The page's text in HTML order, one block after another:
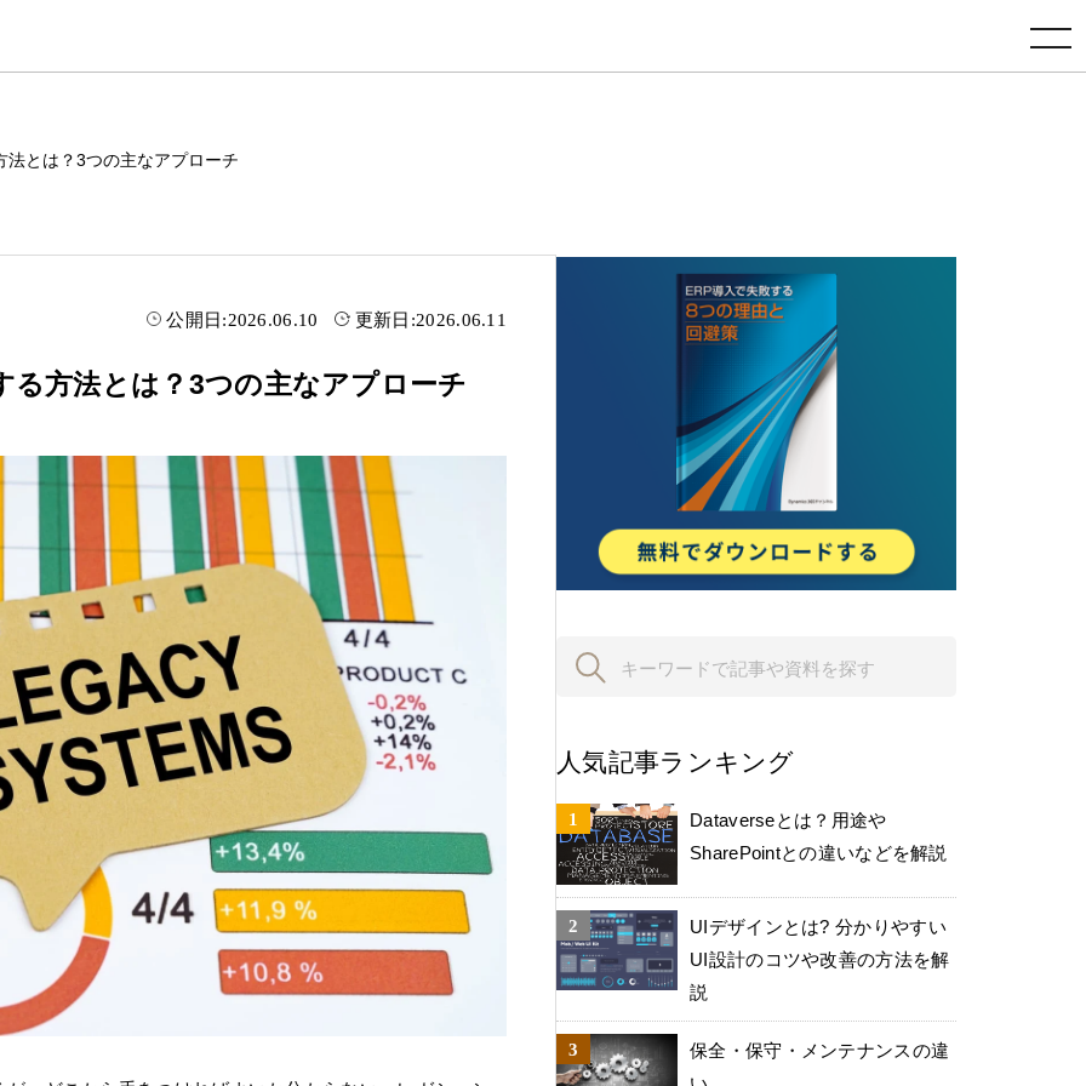
toggle navigation
とは？3つの主なアプローチ
公開日:2026.06.10 更新日:2026.06.11
方法とは？3つの主なアプローチ
人気記事ランキング
Dataverseとは？用途や
SharePointとの違いなどを解説
UIデザインとは? 分かりやすい
UI設計のコツや改善の方法を解
説
保全・保守・メンテナンスの違